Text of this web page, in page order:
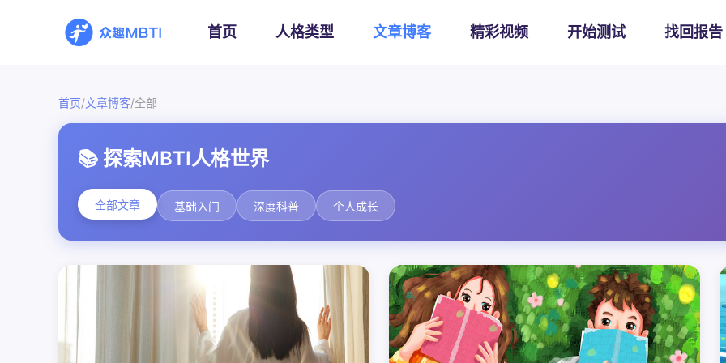
首页 人格类型 文章博客 精彩视频 开始测试 找回报告
首页/文章博客/全部
📚 探索MBTI人格世界
全部文章 基础入门 深度科普 个人成长